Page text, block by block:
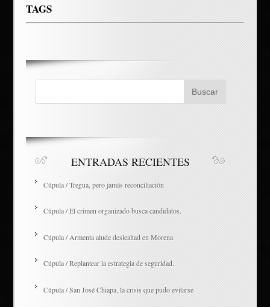
TAGS
ENTRADAS RECIENTES
Cúpula / Tregua, pero jamás reconciliación
Cúpula / El crimen organizado busca candidatos.
Cúpula / Armenta alude deslealtad en Morena
Cúpula / Replantear la estrategia de seguridad.
Cúpula / San José Chiapa, la crisis que pudo evitarse